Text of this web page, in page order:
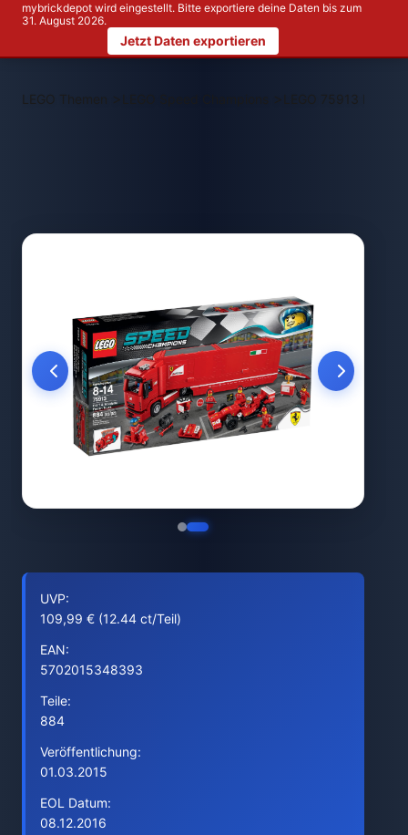
mybrickdepot wird eingestellt. Bitte exportiere deine Daten bis zum
31. August 2026.
Jetzt Daten exportieren
LEGO Themen > > LEGO 75913 F14 T
UVP:
109,99 € (12.44 ct/Teil)
EAN:
5702015348393
Teile:
884
Veröffentlichung:
01.03.2015
EOL Datum:
08.12.2016